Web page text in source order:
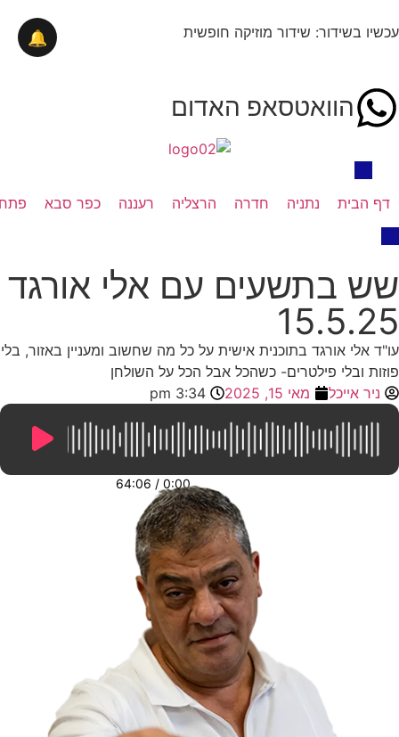
עכשיו בשידור: שידור מוזיקה חופשית
הוואטסאפ האדום
דף הבית נתניה חדרה הרצליה רעננה כפר סבא
שש בתשעים עם אלי אורגד
15.5.25
עו"ד אלי אורגד בתוכנית אישית על כל מה שחשוב ומעניין באזור, בלי
פוזות ובלי פילטרים- כשהכל אבל הכל על השולחן
ניר אייכל
מאי 15, 2025 3:34 pm
0:00
/
64:06
🔔